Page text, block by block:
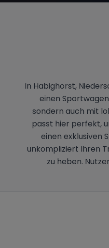
In Habighorst,
einen
sondern auch mit
passt hier perfekt,
einen exklusiven
unkompliziert Ihren
zu heben.